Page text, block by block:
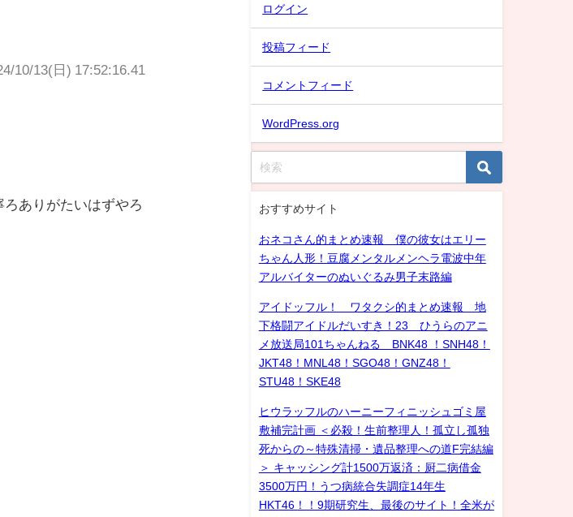
10/13(日) 17:52:16.41
ありがたいはずやろ
ログイン
投稿フィード
コメントフィード
WordPress.org
おすすめサイト
おネコさん的まとめ速報 僕の彼女はエリー
ちゃん人形！豆腐メンタルメンヘラ電波中年
アルバイターのぬいぐるみ男子末路編
アイドッフル！ ワタクシ的まとめ速報 地
下格闘アイドルだいすき！23 ひうらのアニ
メ放送局101ちゃんねる BNK48 ！SNH48！
JKT48！MNL48！SGO48！GNZ48！
STU48！SKE48
ヒウラッフルのハーニーフィニッシュゴミ屋
敷補完計画 ＜必殺！生前整理人！孤立し孤独
死からの～特殊清掃・遺品整理への道F完結編
＞ キャッシング計1500万返済：厨二病借金
3500万円！うつ病統合失調症14年生
HKT46！！9期研究生、最後のサイト！全米が